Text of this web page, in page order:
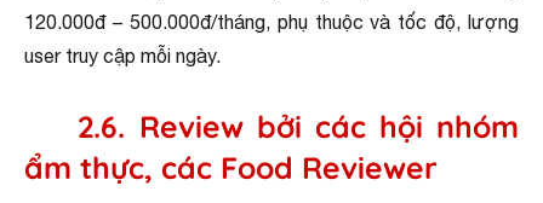
120.000đ – 500.000đ/tháng, phụ thuộc và tốc độ, lượng
user truy cập mỗi ngày.
2.6. Review bởi các hội nhóm
ẩm thực, các Food Reviewer